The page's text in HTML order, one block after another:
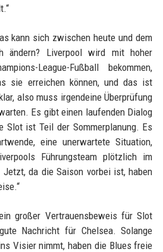
kann sich zwischen heute und dem
ändern? Liverpool wird mit hoher
League-Fußball bekommen,
sie erreichen können, und das ist
also muss irgendeine Überprüfung
Es gibt einen laufenden Dialog
Slot ist Teil der Sommerplanung. Es
eine unerwartete Situation,
Führungsteam plötzlich im
Jetzt, da die Saison vorbei ist, haben
großer Vertrauensbeweis für Slot
Nachricht für Chelsea. Solange
Visier nimmt, haben die Blues freie